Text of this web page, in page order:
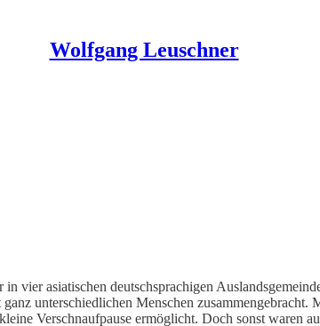
Wolfgang Leuschner
vier asiatischen deutschsprachigen
unterschiedlichen Menschen
Verschnaufpause ermöglicht. Doch sonst waren